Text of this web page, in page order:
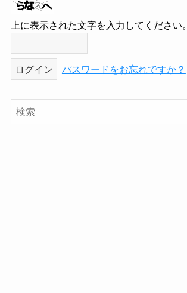
上に表示された文字を入力してください。
パスワードをお忘れですか？